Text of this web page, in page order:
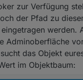
zur Verfügung
der Pfad zu
werden.
Adminoberfläche
das Objekt
im Objektbaum: